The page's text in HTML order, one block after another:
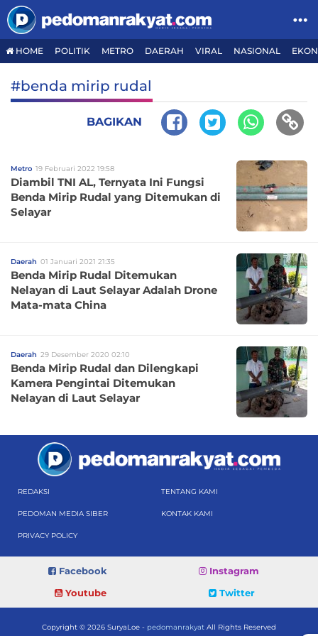
HOME POLITIK METRO DAERAH VIRAL NASIONAL
#benda mirip rudal
BAGIKAN
Metro 19 Februari 2022 19:58
Diambil TNI AL, Ternyata Ini Fungsi
Benda Mirip Rudal yang Ditemukan di
Selayar
Daerah 01 Januari 2021 21:35
Benda Mirip Rudal Ditemukan
Nelayan di Laut Selayar Adalah Drone
Mata-mata China
Daerah 29 Desember 2020 02:10
Benda Mirip Rudal dan Dilengkapi
Kamera Pengintai Ditemukan
Nelayan di Laut Selayar
REDAKSI TENTANG KAMI
PEDOMAN MEDIA SIBER KONTAK KAMI
PRIVACY POLICY
Facebook
Instagram
Youtube
Twitter
Copyright © 2026 SuryaLoe - pedomanrakyat All Rights Reserved